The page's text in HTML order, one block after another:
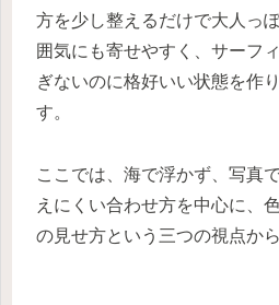
方を少し整えるだけで大人っ
囲気にも寄せやすく、サーフ
ぎないのに格好いい状態を作
す。
ここでは、海で浮かず、写真
えにくい合わせ方を中心に、
の見せ方という三つの視点か